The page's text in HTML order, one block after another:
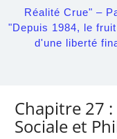
Réalité Crue" –
"Depuis 1984, le
d'une liberté
Chapitre 27
Sociale et